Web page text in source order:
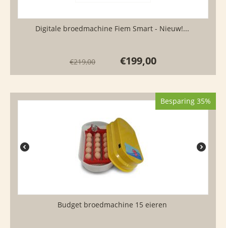
Digitale broedmachine Fiem Smart - Nieuw!...
€219,00 €199,00
Besparing 35%
Budget broedmachine 15 eieren